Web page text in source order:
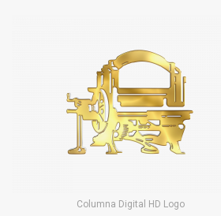
Columna Digital HD Logo